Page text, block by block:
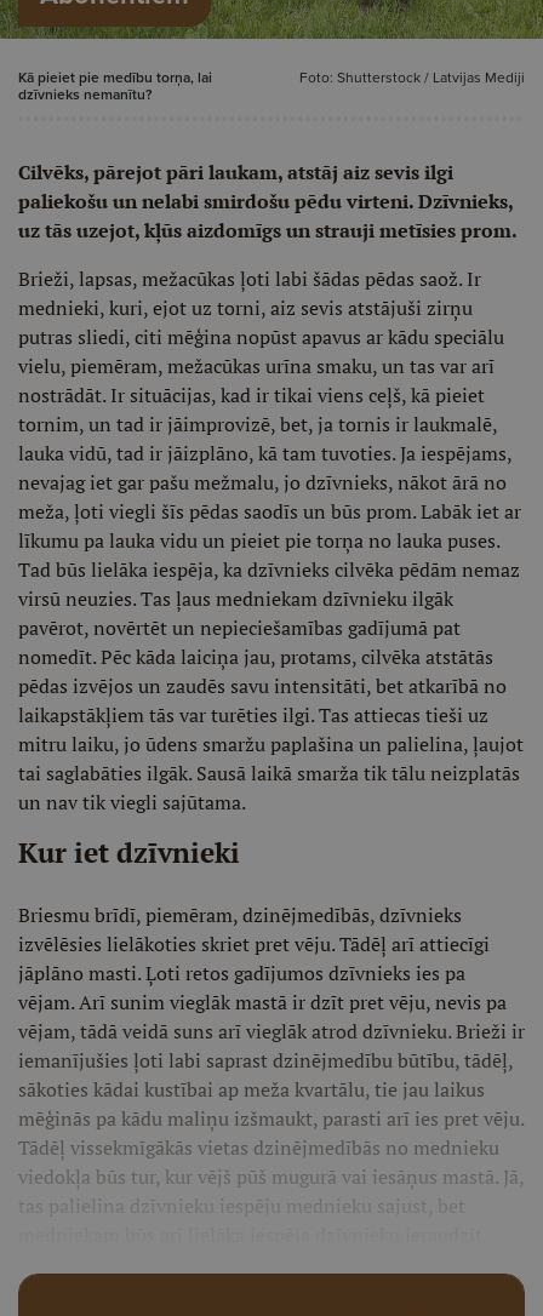
Kā pieiet pie medību torņa, lai
dzīvnieks nemanītu?
Foto: Shutterstock / Latvijas Mediji
Cilvēks, pārejot pāri laukam, atstāj aiz sevis ilgi
paliekošu un nelabi smirdošu pēdu virteni. Dzīvnieks,
uz tās uzejot, kļūs aizdomīgs un strauji metīsies prom.
Brieži, lapsas, mežacūkas ļoti labi šādas pēdas saož. Ir
mednieki, kuri, ejot uz torni, aiz sevis atstājuši zirņu
putras sliedi, citi mēģina nopūst apavus ar kādu speciālu
vielu, piemēram, mežacūkas urīna smaku, un tas var arī
nostrādāt. Ir situācijas, kad ir tikai viens ceļš, kā pieiet
tornim, un tad ir jāimprovizē, bet, ja tornis ir laukmalē,
lauka vidū, tad ir jāizplāno, kā tam tuvoties. Ja iespējams,
nevajag iet gar pašu mežmalu, jo dzīvnieks, nākot ārā no
meža, ļoti viegli šīs pēdas saodīs un būs prom. Labāk iet ar
līkumu pa lauka vidu un pieiet pie torņa no lauka puses.
Tad būs lielāka iespēja, ka dzīvnieks cilvēka pēdām nemaz
virsū neuzies. Tas ļaus medniekam dzīvnieku ilgāk
pavērot, novērtēt un nepieciešamības gadījumā pat
nomedīt. Pēc kāda laiciņa jau, protams, cilvēka atstātās
pēdas izvējos un zaudēs savu intensitāti, bet atkarībā no
laikapstākļiem tās var turēties ilgi. Tas attiecas tieši uz
mitru laiku, jo ūdens smaržu paplašina un palielina, ļaujot
tai saglabāties ilgāk. Sausā laikā smarža tik tālu neizplatās
un nav tik viegli sajūtama.
Kur iet dzīvnieki
Briesmu brīdī, piemēram, dzinējmedībās, dzīvnieks
izvēlēsies lielākoties skriet pret vēju. Tādēļ arī attiecīgi
jāplāno masti. Ļoti retos gadījumos dzīvnieks ies pa
vējam. Arī sunim vieglāk mastā ir dzīt pret vēju, nevis pa
vējam, tādā veidā suns arī vieglāk atrod dzīvnieku. Brieži ir
iemanījušies ļoti labi saprast dzinējmedību būtību, tādēļ,
sākoties kādai kustībai ap meža kvartālu, tie jau laikus
mēģinās pa kādu maliņu izšmaukt, parasti arī ies pret vēju.
Tādēļ vissekmīgākās vietas dzinējmedībās no mednieku
viedokļa būs tur, kur vējš pūš mugurā vai iesāņus mastā. Jā,
tas palielina dzīvnieku iespēju mednieku sajust, bet